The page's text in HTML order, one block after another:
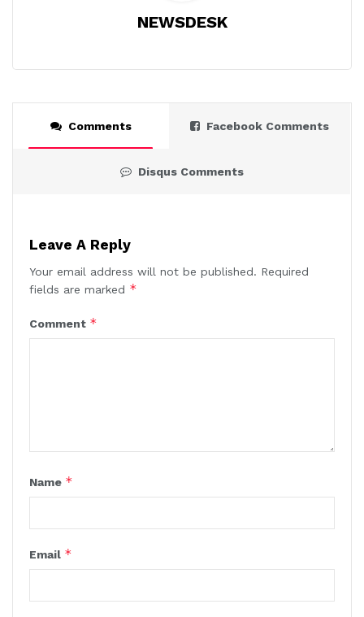
NEWSDESK
Comments Facebook Comments
Disqus Comments
Leave A Reply
Your email address will not be published. Required
fields are marked *
Comment *
Name *
Email *